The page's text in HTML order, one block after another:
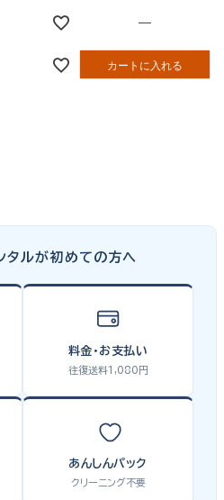
—
カートに入れる
タルが初めての方へ
料金・お支払い
往復送料1,080円
あんしんパック
クリーニング不要